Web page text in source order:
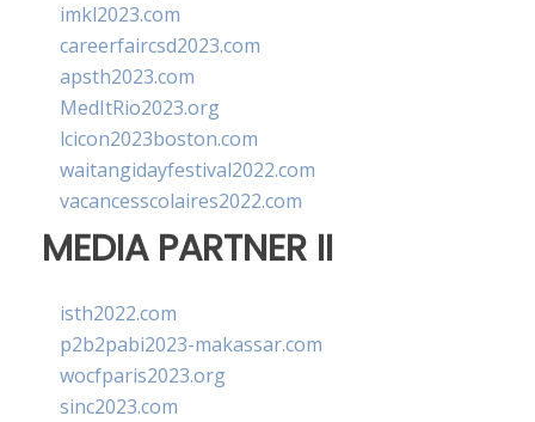
imkl2023.com
careerfaircsd2023.com
apsth2023.com
MedItRio2023.org
lcicon2023boston.com
waitangidayfestival2022.com
vacancesscolaires2022.com
MEDIA PARTNER II
isth2022.com
p2b2pabi2023-makassar.com
wocfparis2023.org
sinc2023.com